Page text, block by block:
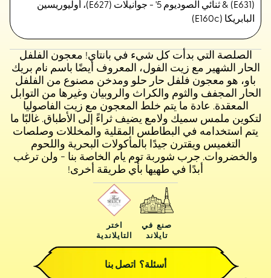
الصلصة التي بدأت كل شيء في بانتاي! معجون الفلفل
الحار الشهير مع زيت الفول، المعروف أيضًا باسم نام بريك
باو، هو معجون فلفل حار حلو ومدخن مصنوع من الفلفل
الحار المجفف والثوم والكراث والروبيان وغيرها من التوابل
المعقدة. عادة ما يتم خلط المعجون مع زيت الفاصوليا
لتكوين ملمس سميك ولامع يضيف ثراءً إلى الأطباق. غالبًا ما
يتم استخدامه في البطاطس المقلية والمخللات وصلصات
التغميس ويقترن جيدًا بالمأكولات البحرية واللحوم
والخضروات. جرب شوربة توم يام الخاصة بنا - ولن ترغب
أبدًا في طهيها بأي طريقة أخرى!
اختر
التايلاندية
صنع في
تايلاند
أسئلة؟ اتصل بنا
(E631) & ثنائي الصوديوم 5' - جوانيلات (E627)، أوليوريسين
البابريكا (E160c)